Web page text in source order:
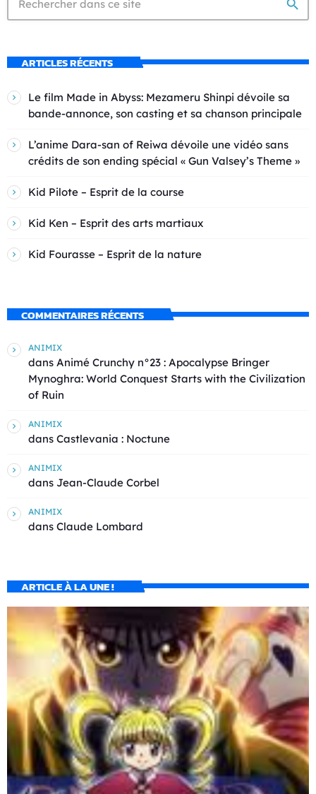
search
ARTICLES RÉCENTS
Le film Made in Abyss: Mezameru Shinpi dévoile sa
bande-annonce, son casting et sa chanson principale
L’anime Dara-san of Reiwa dévoile une vidéo sans
crédits de son ending spécial « Gun Valsey’s Theme »
Kid Pilote – Esprit de la course
Kid Ken – Esprit des arts martiaux
Kid Fourasse – Esprit de la nature
COMMENTAIRES RÉCENTS
ANIMIX
dans Animé Crunchy n°23 : Apocalypse Bringer
Mynoghra: World Conquest Starts with the Civilization
of Ruin
ANIMIX
dans Castlevania : Noctune
ANIMIX
dans Jean-Claude Corbel
ANIMIX
dans Claude Lombard
ARTICLE À LA UNE !